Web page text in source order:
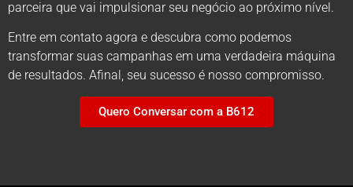
parceira que vai impulsionar seu negócio ao próximo nível.
Entre em contato agora e descubra como podemos
transformar suas campanhas em uma verdadeira máquina
de resultados. Afinal, seu sucesso é nosso compromisso.
Quero Conversar com a B612